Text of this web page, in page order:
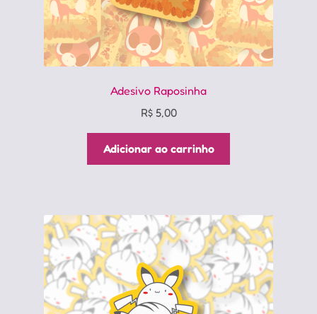
Adesivo Raposinha
R$5,00
Adicionar ao carrinho